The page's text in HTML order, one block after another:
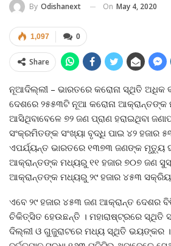
By Odishanext On May 4, 2020
0
1,097
Share
ନୂଆଦିଲ୍ଲୀ – ଭାରତରେ କରୋନା ସ୍ଥିତି ଅଧିକ
ଦେଶରେ ୨୫୫୩ଟି ନୂଆ କରୋନା ଆକ୍ରାନ୍ତଙ୍କ
ଆସିଥିବାବେଳେ ୭୨ ଜଣ ପ୍ରାଣ ହରାଇଥିବା
ସଂକ୍ରମିତଙ୍କ ସଂଖ୍ୟା ବୃଦ୍ଧି ପାଇ ୪୨ ହଜାର
ଏପର୍ଯ୍ୟନ୍ତ ଭାରତରେ ୧୩୭୩ ଜଣଙ୍କ ମୃତ୍ୟୁ
ଆକ୍ରାନ୍ତଙ୍କ ମଧ୍ୟରୁ ୧୧ ହଜାର ୭୦୭ ଜଣ
ଆକ୍ରାନ୍ତଙ୍କ ମଧ୍ୟରୁ ୨୯ ହଜାର ୪୫୩
ଏବେ ୨୯ ହଜାର ୪୫୩ ଜଣ ଆକ୍ରାନ୍ତ ଦେଶର
ଚିକିତ୍ସିତ ହେଉଛନ୍ତି । ମହାରାଷ୍ଟ୍ରରେ ସ୍ଥିତି
ଦିଲ୍ଲୀ ଓ ଗୁଜୁରାଟରେ ମଧ୍ୟ ସ୍ଥିତି ଭୟଙ୍କର